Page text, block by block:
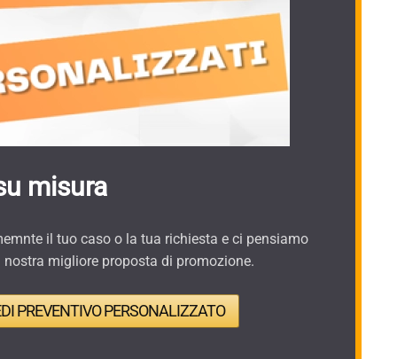
misura
il tuo caso o la tua richiesta e ci pensiamo
migliore proposta di promozione.
PREVENTIVO PERSONALIZZATO